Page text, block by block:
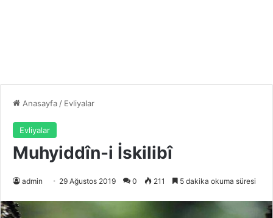
Anasayfa/ Evliyalar
Evliyalar
Muhyiddîn-i İskilibî
admin 29 Ağustos 2019 0 211 5 dakika okuma süresi